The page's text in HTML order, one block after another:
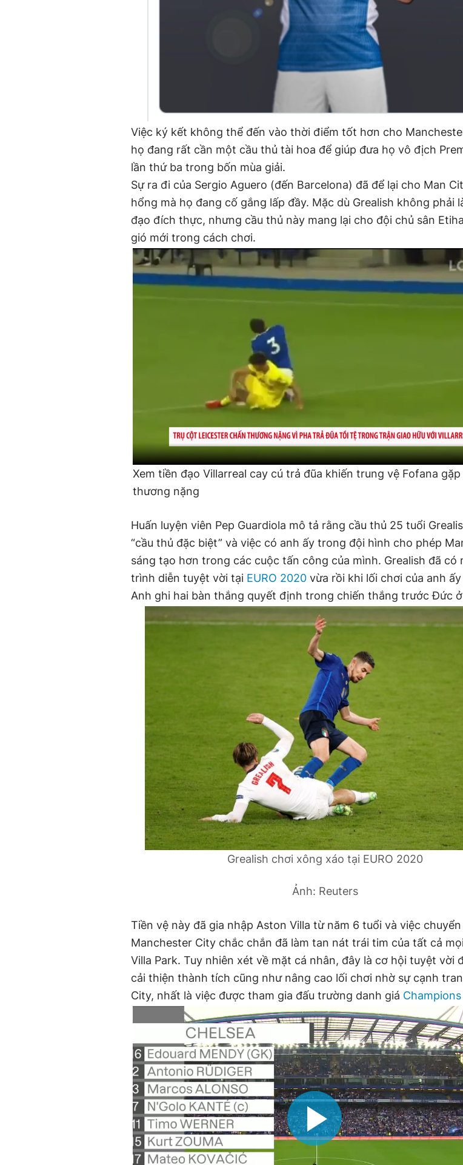
Việc ký kết không thể đến vào thời điểm tốt hơn cho
họ đang rất cần một cầu thủ tài hoa để giúp đưa họ vô địch
lần thứ ba trong bốn mùa giải.
Sự ra đi của Sergio Aguero (đến Barcelona) đã để lại cho Man
hổng mà họ đang cố gắng lấp đầy. Mặc dù Grealish không phải
đạo đích thực, nhưng cầu thủ này mang lại cho đội chủ sân
gió mới trong cách chơi.
Xem tiền đạo Villarreal cay cú trả đũa khiến trung vệ Fofana gặp
thương nặng
Huấn luyện viên Pep Guardiola mô tả rằng cầu thủ 25 tuổi
“cầu thủ đặc biệt” và việc có anh ấy trong đội hình cho phép
sáng tạo hơn trong các cuộc tấn công của mình. Grealish đã có
trình diễn tuyệt vời tại EURO 2020 vừa rồi khi lối chơi của anh
Anh ghi hai bàn thắng quyết định trong chiến thắng trước Đức
Grealish chơi xông xáo tại EURO 2020
Ảnh: Reuters
Tiền vệ này đã gia nhập Aston Villa từ năm 6 tuổi và việc
Manchester City chắc chắn đã làm tan nát trái tim của tất cả
Villa Park. Tuy nhiên xét về mặt cá nhân, đây là cơ hội tuyệt vời
cải thiện thành tích cũng như nâng cao lối chơi nhờ sự cạnh
City, nhất là việc được tham gia đấu trường danh giá